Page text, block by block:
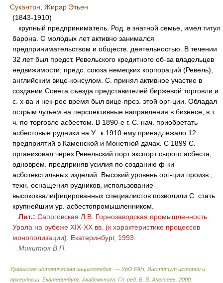
Сукантон, Жирар Этьен
(1843-1910)
крупный предприниматель. Род. в знатной семье, имел титул
барона. С молодых лет активно занимался
предпринимательством и обществ. деятельностью. В течении
32 лет был предст. Ревельского кредитного об-ва владельцев
недвижимости, предс. союза немецких корпораций (Ревель),
английским вице-консулом. С. принял активное участие в
создании Совета съезда представителей биржевой торговли и
с. х-ва и нек-рое время был вице-през. этой орг-ции. Обладал
острым чутьем на перспективные направления в бизнесе, в т.
ч. по торговле асбестом. В 1890-е г. С. нач. приобретать
асбестовые рудники на У.: к 1910 ему принадлежало 12
предприятий в Каменской и Монетной дачах. С 1899 С.
организовал через Ревельский порт экспорт сырого асбеста,
одноврем. предприняв усилия по созданию ф-ки
асботекстильных изделий. Высокий уровень орг-ции произв.,
техн. оснащения рудников, использование
высококвалифицированных специалистов позволили С. стать
крупнейшим ур. асбестопромышленником.
Лит.: Сапоговская Л.В. Горнозаводская промышленность
Урала на рубеже XIX-XX вв. (к характеристике процессов
монополизации). Екатеринбург, 1993.
Микитюк В.П.
Уральская историческая энциклопедия. — УрО РАН, Институт истории и
археологии. Екатеринбург: Академкнига Гл. ред. В. В. Алексеев 2000